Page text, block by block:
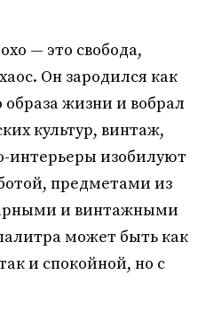
— это свобода,
Он зародился как
жизни и вобрал
культур, винтаж,
интерьеры изобилуют
предметами из
и винтажными
может быть как
и спокойной, но с